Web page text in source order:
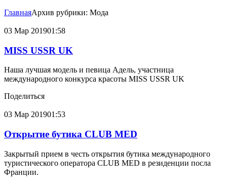
ГлавнаяАрхив рубрики: Мода
03 Мар 201901:58
MISS USSR UK
Наша лучшая модель и певица Адель, участница
международного конкурса красоты MISS USSR UK
Поделиться
03 Мар 201901:53
Открытие бутика CLUB MED
Закрытый прием в честь открытия бутика международного
туристического оператора CLUB MED в резиденции посла
Франции.